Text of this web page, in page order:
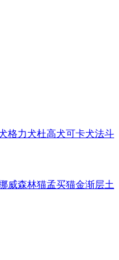
格力犬杜高犬可卡犬法斗
威森林猫孟买猫金渐层土